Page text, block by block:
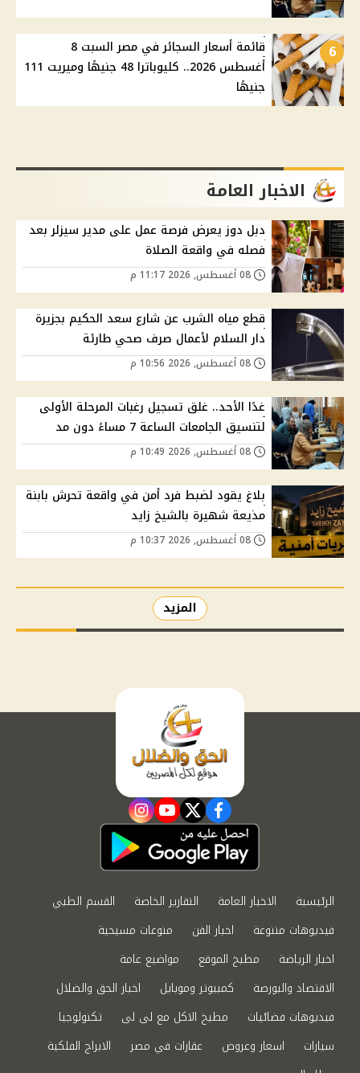
6
قائمة أسعار السجائر في مصر السبت 8
أغسطس 2026.. كليوباترا 48 جنيهًا وميريت 111
جنيهًا
الاخبار العامة
دبل دوز يعرض فرصة عمل على مدير سيزلر بعد
فصله في واقعة الصلاة
قطع مياه الشرب عن شارع سعد الحكيم بجزيرة
دار السلام لأعمال صرف صحي طارئة
غدًا الأحد.. غلق تسجيل رغبات المرحلة الأولى
لتنسيق الجامعات الساعة 7 مساءً دون مد
بلاغ يقود لضبط فرد أمن في واقعة تحرش بابنة
مذيعة شهيرة بالشيخ زايد
المزيد
facebook
twitter
youtube
instagram
الرئيسية الاخبار العامة التقارير الخاصة
القسم الطبي
فيديوهات متنوعة
اخبار الفن
منوعات مسيحية
اخبار الرياضة
مطبخ الموقع
مواضيع عامة
الاقتصاد والبورصة
كمبيوتر وموبايل
اخبار الحق والضلال
فيديوهات فضائيات
مطبخ الاكل مع لى لى
تكنولوجيا
سيارات
اسعار وعروض عقارات في مصر
الابراج الفلكية